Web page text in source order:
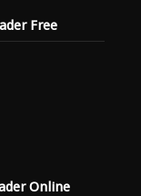
Free
Online